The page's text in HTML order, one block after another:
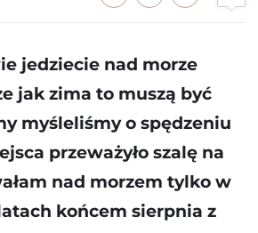
jedziecie nad morze
jak zima to muszą być
myśleliśmy o spędzeniu
przeważyło szalę na
nad morzem tylko w
końcem sierpnia z